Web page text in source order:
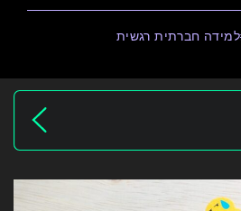
למידה חברתית רגשית